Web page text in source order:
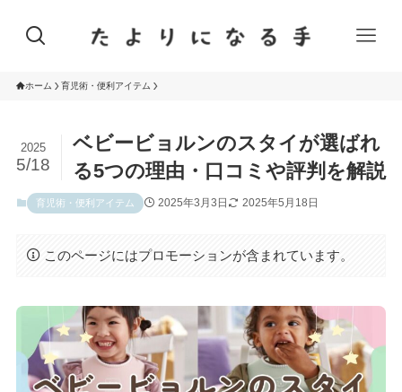
ホーム 育児術・便利アイテム
ベビービョルンのスタイが選ばれ
る5つの理由・口コミや評判を解説
2025
5/18
育児術・便利アイテム 2025年3月3日 2025年5月18日
このページにはプロモーションが含まれています。